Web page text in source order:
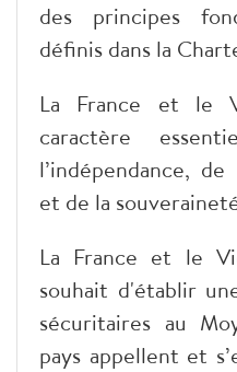
des principes
définis dans la
La France et le
caractère
l’indépendance,
et de la
La France et le
souhait d'établir
sécuritaires au
pays appellent et